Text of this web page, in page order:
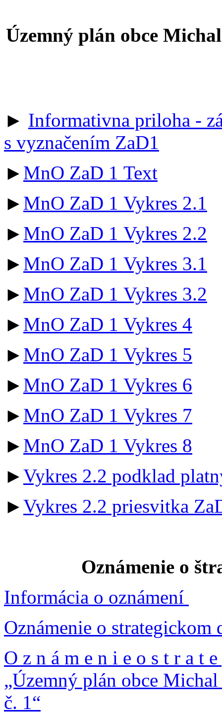
Územný plán obce
► Informativna priloha -
s vyznačením ZaD1
► MnO ZaD 1 Text
► MnO ZaD 1 Vykres 2.1
► MnO ZaD 1 Vykres 2.2
► MnO ZaD 1 Vykres 3.1
► MnO ZaD 1 Vykres 3.2
► MnO ZaD 1 Vykres 4
► MnO ZaD 1 Vykres 5
► MnO ZaD 1 Vykres 6
► MnO ZaD 1 Vykres 7
► MnO ZaD 1 Vykres 8
►Vykres 2.2 podklad
►Vykres 2.2 priesvitka
Oznámenie o
Informácia o oznámení
Oznámenie o strategickom
O z n á m e n i e o s t r a t
„Územný plán obce
č. 1“